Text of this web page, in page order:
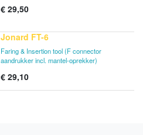
€ 29,50
Jonard FT-6
Faring & Insertion tool (F connector
aandrukker incl. mantel-oprekker)
€ 29,10